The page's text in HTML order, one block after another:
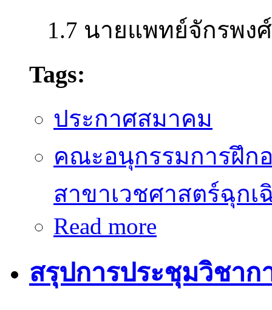
1.7 นายแพทย์จักรพง
Tags:
ประกาศสมาคม
คณะอนุกรรมการฝึก
สาขาเวชศาสตร์ฉุกเ
Read more
สรุปการประชุมวิชาก